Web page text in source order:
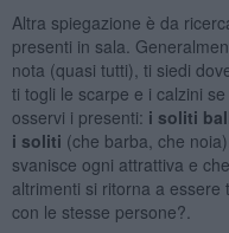
Altra spiegazione è da
presenti in sala.
nota (quasi tutti), ti siedi
ti togli le scarpe e i calzini
osservi i presenti: i soliti
i soliti (che barba, che
svanisce ogni attrattiva e
altrimenti si ritorna a
con le stesse persone?.